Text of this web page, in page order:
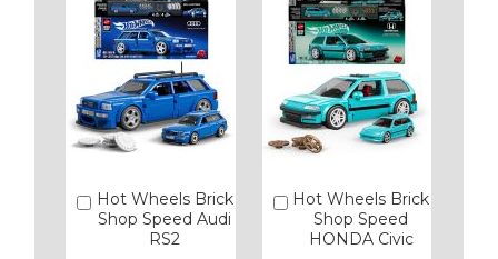
Hot Wheels Brick
Shop Speed Audi
RS2
Añadir
Hot Wheels Brick
Shop Speed
HONDA Civic
Añadir